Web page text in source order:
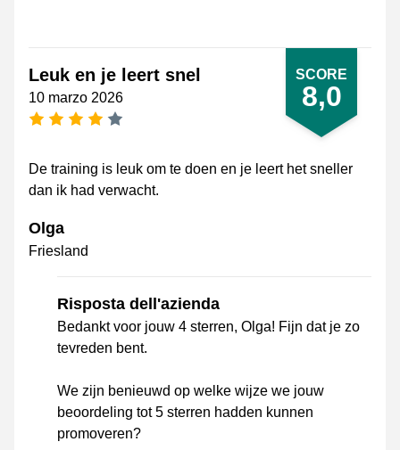
SCORE
8,0
Leuk en je leert snel
10 marzo 2026
[_General:NumberOfStarsPluralFormat]
De training is leuk om te doen en je leert het sneller
dan ik had verwacht.
Olga
Friesland
Risposta dell'azienda
Bedankt voor jouw 4 sterren, Olga! Fijn dat je zo
tevreden bent.
We zijn benieuwd op welke wijze we jouw
beoordeling tot 5 sterren hadden kunnen
promoveren?